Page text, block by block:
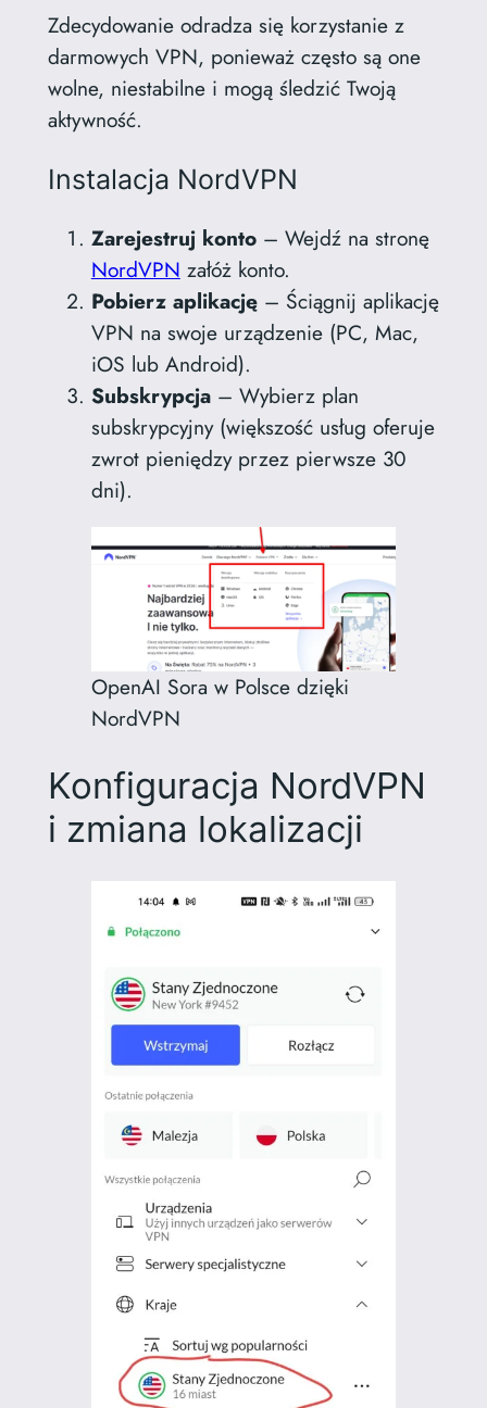
Zdecydowanie odradza się korzystanie z
darmowych VPN, ponieważ często są one
wolne, niestabilne i mogą śledzić Twoją
aktywność.
Instalacja NordVPN
Zarejestruj konto– Wejdź na stronę
NordVPN załóż konto.
Pobierz aplikację– Ściągnij aplikację
VPN na swoje urządzenie (PC, Mac,
iOS lub Android).
Subskrypcja– Wybierz plan
subskrypcyjny (większość usług oferuje
zwrot pieniędzy przez pierwsze 30
dni).
OpenAI Sora w Polsce dzięki
NordVPN
Konfiguracja NordVPN
i zmiana lokalizacji